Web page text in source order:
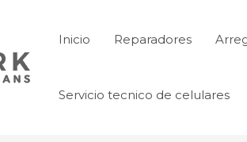
Inicio Reparadores
Servicio tecnico de celulares